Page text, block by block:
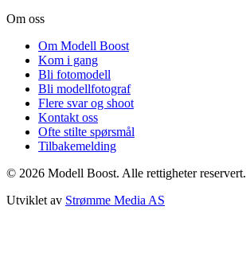
Om oss
Om Modell Boost
Kom i gang
Bli fotomodell
Bli modellfotograf
Flere svar og shoot
Kontakt oss
Ofte stilte spørsmål
Tilbakemelding
© 2026 Modell Boost. Alle rettigheter reservert.
Utviklet av Strømme Media AS